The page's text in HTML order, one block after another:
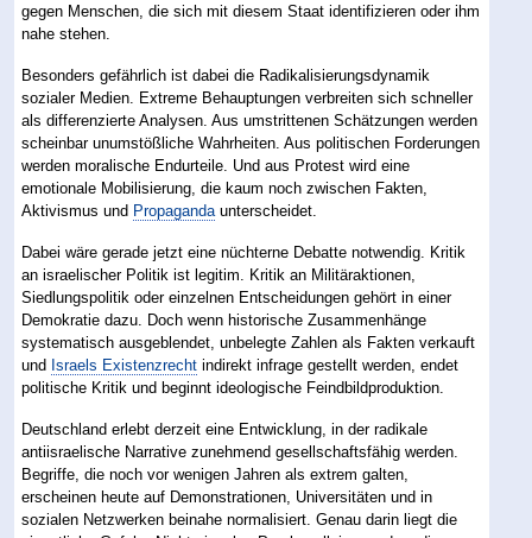
gegen Menschen, die sich mit diesem Staat identifizieren oder ihm
nahe stehen.
Besonders gefährlich ist dabei die Radikalisierungsdynamik
sozialer Medien. Extreme Behauptungen verbreiten sich schneller
als differenzierte Analysen. Aus umstrittenen Schätzungen werden
scheinbar unumstößliche Wahrheiten. Aus politischen Forderungen
werden moralische Endurteile. Und aus Protest wird eine
emotionale Mobilisierung, die kaum noch zwischen Fakten,
Aktivismus und Propaganda unterscheidet.
Dabei wäre gerade jetzt eine nüchterne Debatte notwendig. Kritik
an israelischer Politik ist legitim. Kritik an Militäraktionen,
Siedlungspolitik oder einzelnen Entscheidungen gehört in einer
Demokratie dazu. Doch wenn historische Zusammenhänge
systematisch ausgeblendet, unbelegte Zahlen als Fakten verkauft
und Israels Existenzrecht indirekt infrage gestellt werden, endet
politische Kritik und beginnt ideologische Feindbildproduktion.
Deutschland erlebt derzeit eine Entwicklung, in der radikale
antiisraelische Narrative zunehmend gesellschaftsfähig werden.
Begriffe, die noch vor wenigen Jahren als extrem galten,
erscheinen heute auf Demonstrationen, Universitäten und in
sozialen Netzwerken beinahe normalisiert. Genau darin liegt die